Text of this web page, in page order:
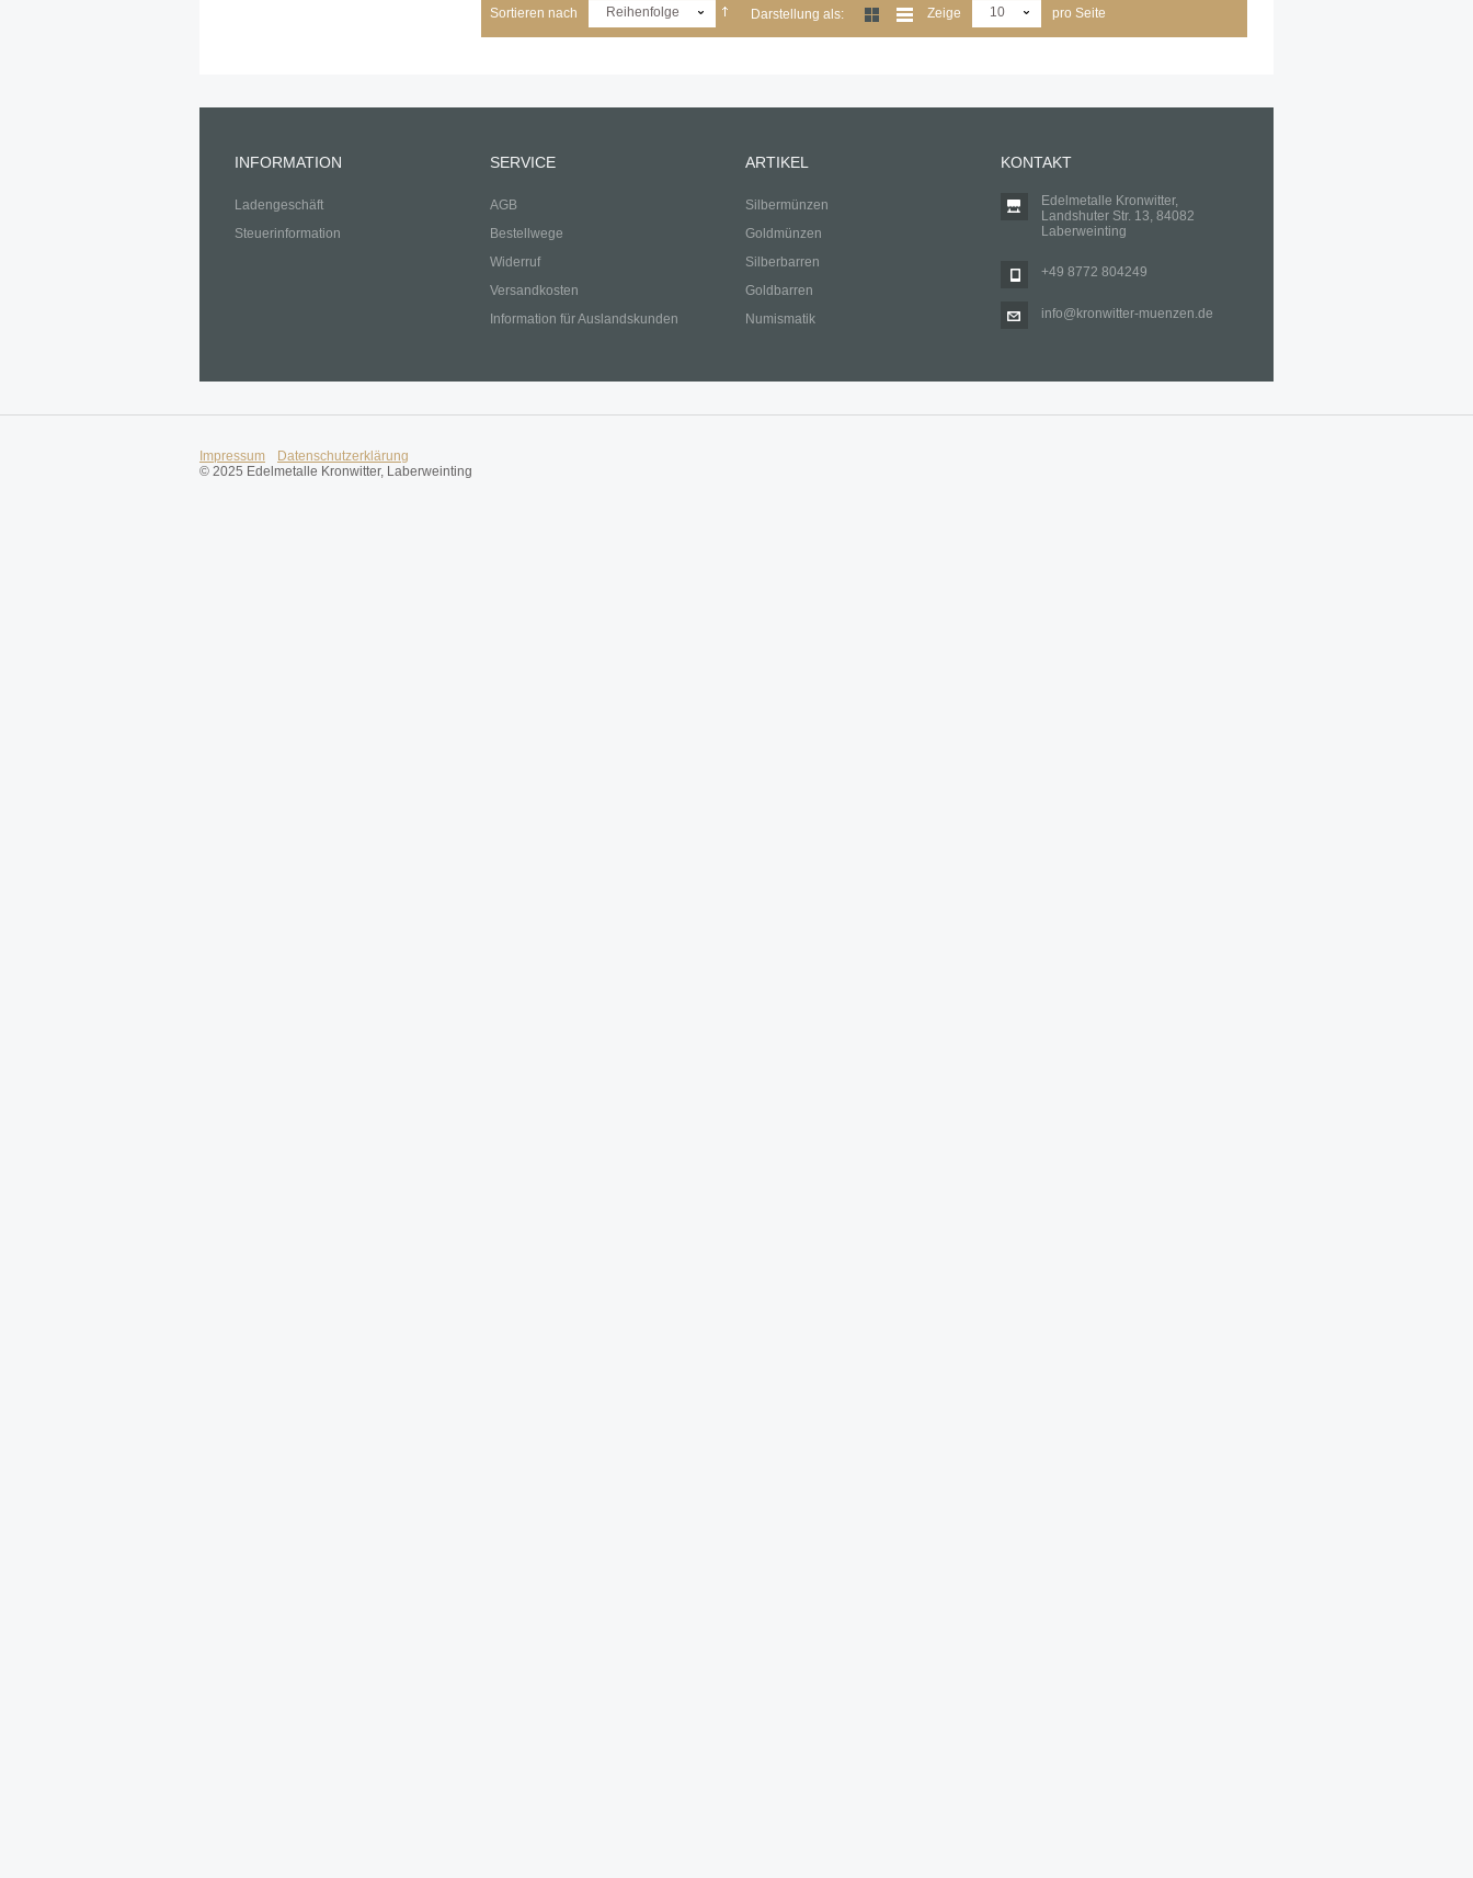
Sortieren nach Reihenfolge Darstellung als: Zeige 10 pro Seite
INFORMATION
Ladengeschäft
Steuerinformation
SERVICE
AGB
Bestellwege
Widerruf
Versandkosten
Information für Auslandskunden
ARTIKEL
Silbermünzen
Goldmünzen
Silberbarren
Goldbarren
Numismatik
KONTAKT
Edelmetalle Kronwitter,
Landshuter Str. 13, 84082
Laberweinting
+49 8772 804249
info@kronwitter-muenzen.de
Impressum
Datenschutzerklärung
© 2025 Edelmetalle Kronwitter, Laberweinting